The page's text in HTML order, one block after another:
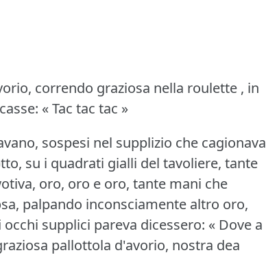
correndo graziosa nella roulette , in
« Tac tac tac »
sospesi nel supplizio che cagionava
su i quadrati gialli del tavoliere, tante
oro, oro e oro, tante mani che
palpando inconsciamente altro oro,
supplici pareva dicessero: « Dove a
pallottola d'avorio, nostra dea